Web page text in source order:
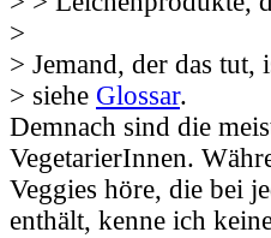
>
> Jemand, der das
> siehe Glossar.
Demnach sind die
VegetarierInnen.
Veggies höre, die bei
enthält, kenne ich